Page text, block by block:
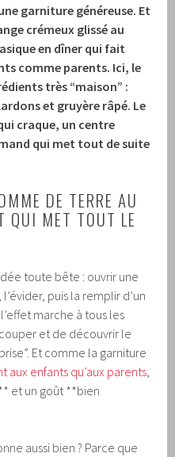
garniture généreuse. Et
crémeux glissé au
en dîner qui fait
comme parents. Ici, le
très “maison” :
et gruyère râpé. Le
craque, un centre
qui met tout de suite
DE TERRE AU
QUI MET TOUT LE
toute bête : ouvrir une
puis la remplir d’un
marche à tous les
et de découvrir le
Et comme la garniture
aux enfants qu’aux parents
et un goût **bien
aussi bien ? Parce que